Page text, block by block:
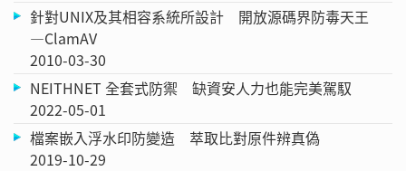
針對UNIX及其相容系統所設計 開放源碼界防毒天王
—ClamAV
2010-03-30
NEITHNET 全套式防禦 缺資安人力也能完美駕馭
2022-05-01
檔案嵌入浮水印防變造 萃取比對原件辨真偽
2019-10-29